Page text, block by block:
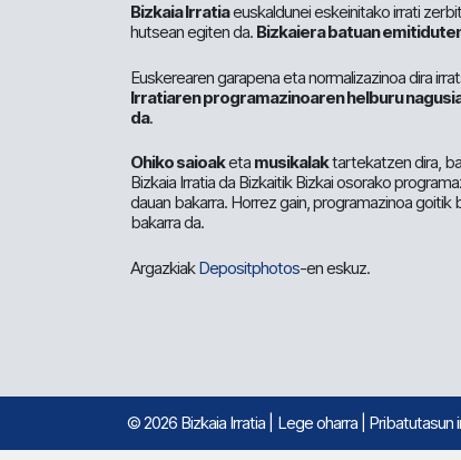
Bizkaia Irratiaeuskaldunei eskeinitako irrati
hutsean egiten da. Bizkaiera batuan
Euskerearen garapena eta normalizazinoa dira
Irratiaren programazinoaren helburu
da.
Ohiko saioaketa musikalaktartekatzen dira,
Bizkaia Irratia da Bizkaitik Bizkai osorako
dauan bakarra. Horrez gain, programazinoa
bakarra da.
ArgazkiakDepositphotos-en eskuz.
© 2026 Bizkaia Irratia Lege oharra Pribatutasun